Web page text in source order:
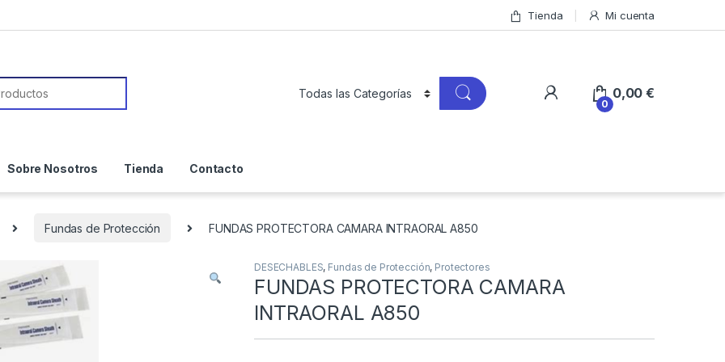
Tienda Mi cuenta
0
0,00€
Sobre Nosotros Tienda Contacto
Fundas de Protección FUNDAS PROTECTORA CAMARA INTRAORAL A850
DESECHABLES, Fundas de Protección, Protectores
FUNDAS PROTECTORA CAMARA
INTRAORAL A850